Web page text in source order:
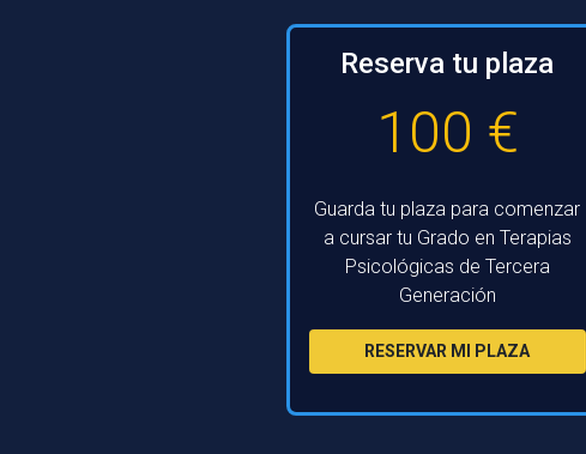
Reserva tu plaza
100 €
Guarda tu plaza para comenzar
a cursar tu Grado en Terapias
Psicológicas de Tercera
Generación
RESERVAR MI PLAZA